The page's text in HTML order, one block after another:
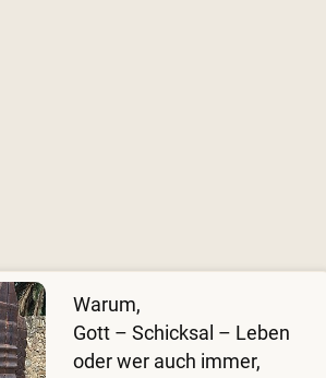
Warum,
Gott – Schicksal – Leben
oder wer auch immer,